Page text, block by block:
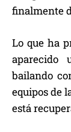
finalmente
Lo que ha
aparecido
bailando
equipos de
está